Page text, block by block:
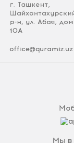
г. Ташкент,
р-н, ул. Абая, дом
10А
office@quramiz.uz
Мы в